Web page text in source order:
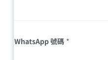
WhatsApp 號碼 *